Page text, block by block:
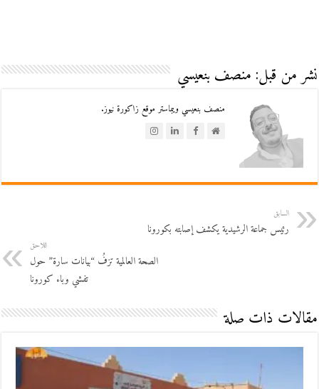
نشر من قبل: منصف بنعيسي
منصف بنعيسي ويبماستر موقع زاكورة نيوز.
السابق
رئيس جماعة الرشيدية يكشف إصابته بكورونا
اللاحق
الصحة العالمية تزفُ “بيانات سارة” حول
تفشي وباء كورونا
مقالات ذات صلة